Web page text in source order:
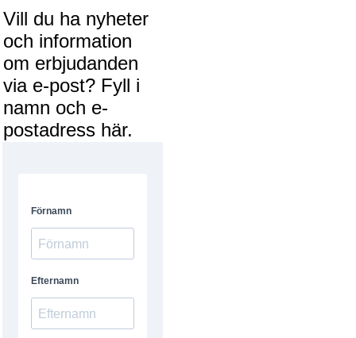
Vill du ha nyheter
och information
om erbjudanden
via e-post? Fyll i
namn och e-
postadress här.